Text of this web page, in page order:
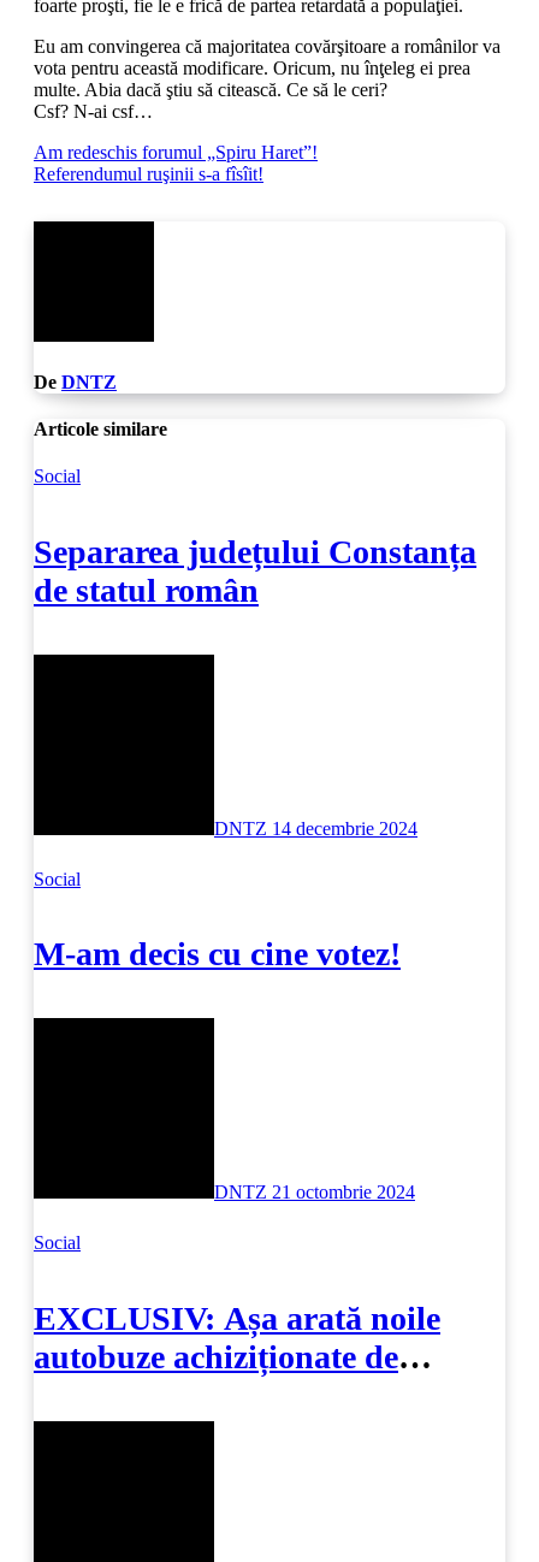
foarte proşti, fie le e frică de partea retardată a populaţiei.
Eu am convingerea că majoritatea covărşitoare a românilor va
vota pentru această modificare. Oricum, nu înţeleg ei prea
multe. Abia dacă ştiu să citească. Ce să le ceri?
Csf? N-ai csf…
Navigare
în
articole
Am redeschis forumul „Spiru Haret”!
Referendumul ruşinii s-a fîsîit!
De DNTZ
Articole similare
Social
Separarea județului Constanța
de statul român
DNTZ 14 decembrie 2024
Social
M-am decis cu cine votez!
DNTZ 21 octombrie 2024
Social
EXCLUSIV: Așa arată noile
autobuze achiziționate de